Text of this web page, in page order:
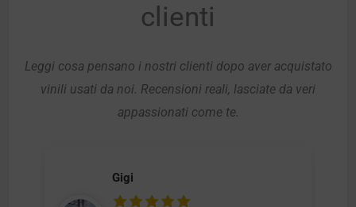
clienti
Leggi cosa pensano i nostri clienti dopo aver acquistato
vinili usati da noi. Recensioni reali, lasciate da veri
appassionati come te.
Gigi